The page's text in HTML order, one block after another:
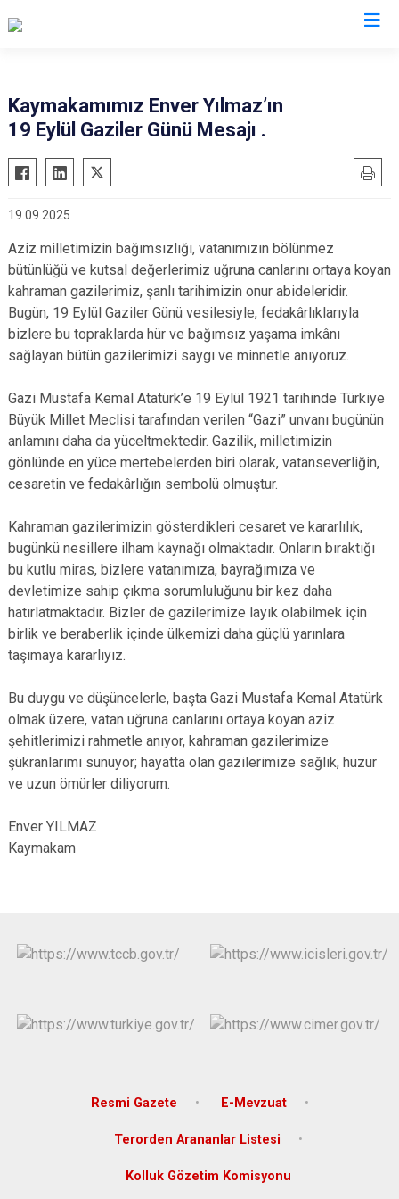
Ayancık
Boyabat
Durağan
Erfelek
Gerze
Saraydüzü
Türkeli
Kaymakamımız Enver Yılmaz’ın
19 Eylül Gaziler Günü Mesajı .
19.09.2025
Aziz milletimizin bağımsızlığı, vatanımızın bölünmez
bütünlüğü ve kutsal değerlerimiz uğruna canlarını ortaya koyan
kahraman gazilerimiz, şanlı tarihimizin onur abideleridir.
Bugün, 19 Eylül Gaziler Günü vesilesiyle, fedakârlıklarıyla
bizlere bu topraklarda hür ve bağımsız yaşama imkânı
sağlayan bütün gazilerimizi saygı ve minnetle anıyoruz.
Gazi Mustafa Kemal Atatürk’e 19 Eylül 1921 tarihinde Türkiye
Büyük Millet Meclisi tarafından verilen “Gazi” unvanı bugünün
anlamını daha da yüceltmektedir. Gazilik, milletimizin
gönlünde en yüce mertebelerden biri olarak, vatanseverliğin,
cesaretin ve fedakârlığın sembolü olmuştur.
Kahraman gazilerimizin gösterdikleri cesaret ve kararlılık,
bugünkü nesillere ilham kaynağı olmaktadır. Onların bıraktığı
bu kutlu miras, bizlere vatanımıza, bayrağımıza ve
devletimize sahip çıkma sorumluluğunu bir kez daha
hatırlatmaktadır. Bizler de gazilerimize layık olabilmek için
birlik ve beraberlik içinde ülkemizi daha güçlü yarınlara
taşımaya kararlıyız.
Bu duygu ve düşüncelerle, başta Gazi Mustafa Kemal Atatürk
olmak üzere, vatan uğruna canlarını ortaya koyan aziz
şehitlerimizi rahmetle anıyor, kahraman gazilerimize
şükranlarımı sunuyor; hayatta olan gazilerimize sağlık, huzur
ve uzun ömürler diliyorum.
Enver YILMAZ
Kaymakam
Resmi Gazete E-Mevzuat
Terorden Arananlar Listesi
Kolluk Gözetim Komisyonu